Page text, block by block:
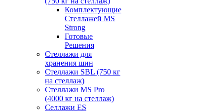
Комплектующие
Стеллажей MS
Strong
Готовые
Решения
Стеллажи для
хранения шин
Стеллажи SBL (750 кг
на стеллаж)
Стеллажи MS Pro
(4000 кг на стеллаж)
Селлажи ES